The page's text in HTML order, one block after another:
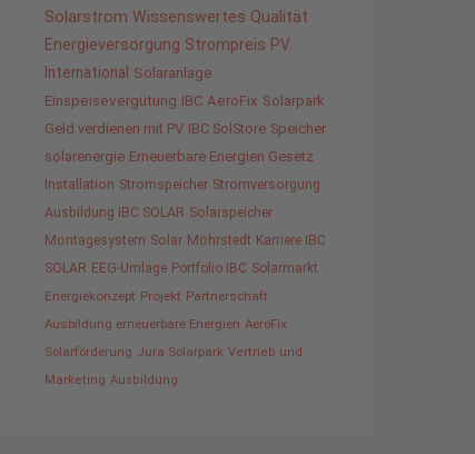
Solarstrom Wissenswertes Qualität
Energieversorgung Strompreis PV
International Solaranlage
Einspeisevergütung IBC AeroFix Solarpark
Geld verdienen mit PV IBC SolStore Speicher
solarenergie Erneuerbare Energien Gesetz
Installation Stromspeicher Stromversorgung
Ausbildung IBC SOLAR Solarspeicher
Montagesystem Solar Möhrstedt Karriere IBC
SOLAR EEG-Umlage Portfolio IBC Solarmarkt
Energiekonzept Projekt Partnerschaft
Ausbildung erneuerbare Energien AeroFix
Solarförderung Jura Solarpark Vertrieb und
Marketing Ausbildung